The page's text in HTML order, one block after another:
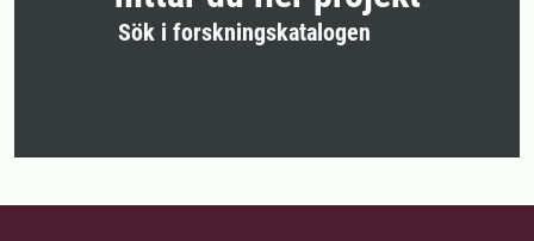
Sök i forskningskatalogen